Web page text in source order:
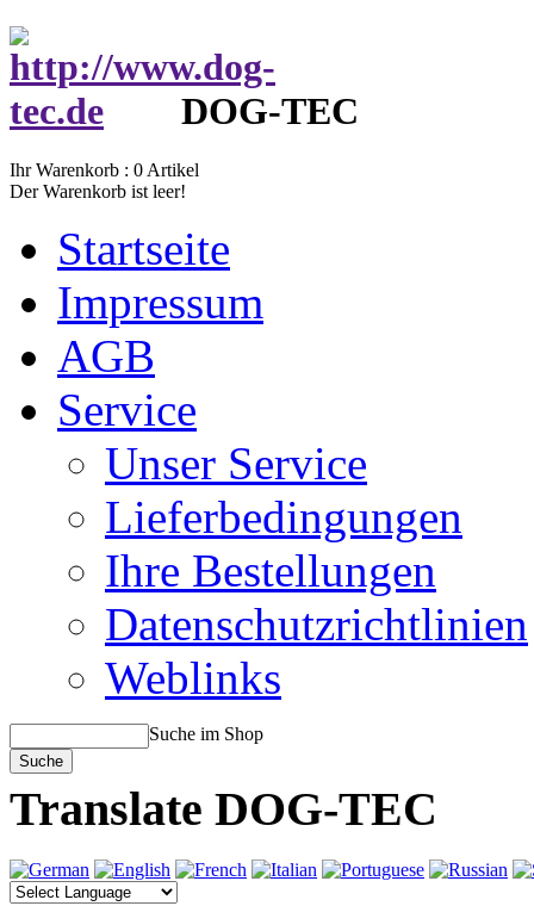
DOG-TEC
Ihr Warenkorb : 0 Artikel
Der Warenkorb ist leer!
Startseite
Impressum
AGB
Service
Unser Service
Lieferbedingungen
Ihre Bestellungen
Datenschutzrichtlinien
Weblinks
Suche im Shop
Translate DOG-TEC